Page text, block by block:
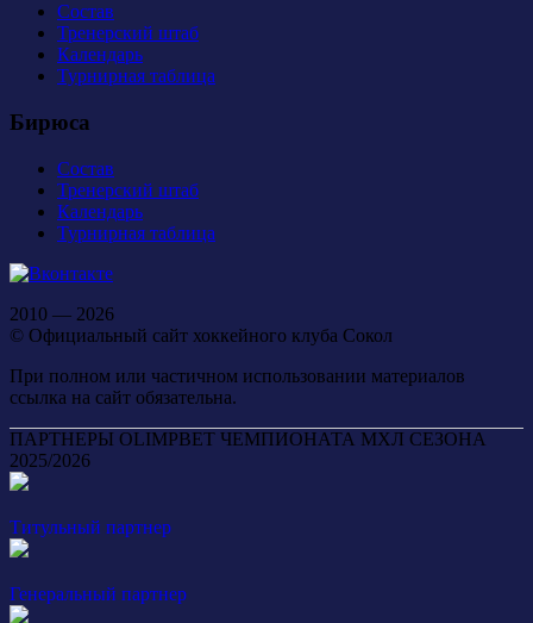
Состав
Тренерский штаб
Календарь
Турнирная таблица
Бирюса
Состав
Тренерский штаб
Календарь
Турнирная таблица
2010 — 2026
© Официальный сайт хоккейного клуба Сокол
При полном или частичном использовании материалов
ссылка на сайт обязательна.
ПАРТНЕРЫ OLIMPBET ЧЕМПИОНАТА МХЛ СЕЗОНА
2025/2026
Титульный партнер
Генеральный партнер